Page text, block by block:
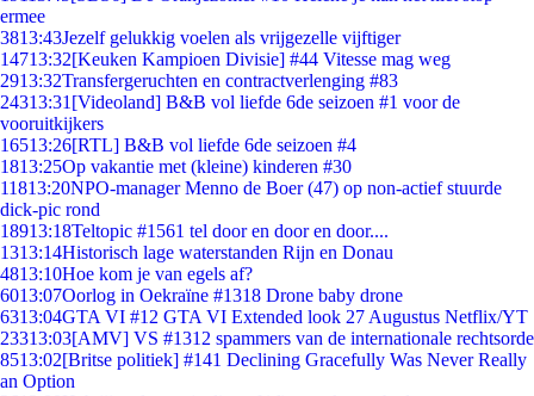
ermee
3813:43Jezelf gelukkig voelen als vrijgezelle vijftiger
14713:32[Keuken Kampioen Divisie] #44 Vitesse mag weg
2913:32Transfergeruchten en contractverlenging #83
24313:31 [Videoland] B&B vol liefde 6de seizoen #1 voor de
vooruitkijkers
16513:26[RTL] B&B vol liefde 6de seizoen #4
1813:25Op vakantie met (kleine) kinderen #30
11813:20NPO-manager Menno de Boer (47) op non-actief stuurde
dick-pic rond
18913:18Teltopic #1561 tel door en door en door....
1313:14Historisch lage waterstanden Rijn en Donau
4813:10Hoe kom je van egels af?
6013:07Oorlog in Oekraïne #1318 Drone baby drone
6313:04GTA VI #12 GTA VI Extended look 27 Augustus Netflix/YT
23313:03[AMV] VS #1312 spammers van de internationale rechtsorde
8513:02[Britse politiek] #141 Declining Gracefully Was Never Really
an Option